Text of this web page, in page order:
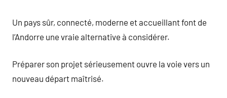
Un pays sûr, connecté, moderne et accueillant font de
l’Andorre une vraie alternative à considérer.
Préparer son projet sérieusement ouvre la voie vers un
nouveau départ maîtrisé.